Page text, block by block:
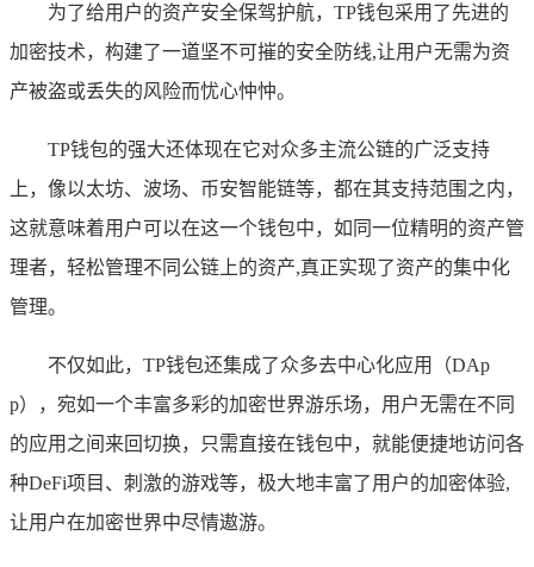
为了给用户的资产安全保驾护航，TP钱包采用了先进的
加密技术，构建了一道坚不可摧的安全防线,让用户无需为资
产被盗或丢失的风险而忧心忡忡。
TP钱包的强大还体现在它对众多主流公链的广泛支持
上，像以太坊、波场、币安智能链等，都在其支持范围之内，
这就意味着用户可以在这一个钱包中，如同一位精明的资产管
理者，轻松管理不同公链上的资产,真正实现了资产的集中化
管理。
不仅如此，TP钱包还集成了众多去中心化应用（DAp
p），宛如一个丰富多彩的加密世界游乐场，用户无需在不同
的应用之间来回切换，只需直接在钱包中，就能便捷地访问各
种DeFi项目、刺激的游戏等，极大地丰富了用户的加密体验,
让用户在加密世界中尽情遨游。